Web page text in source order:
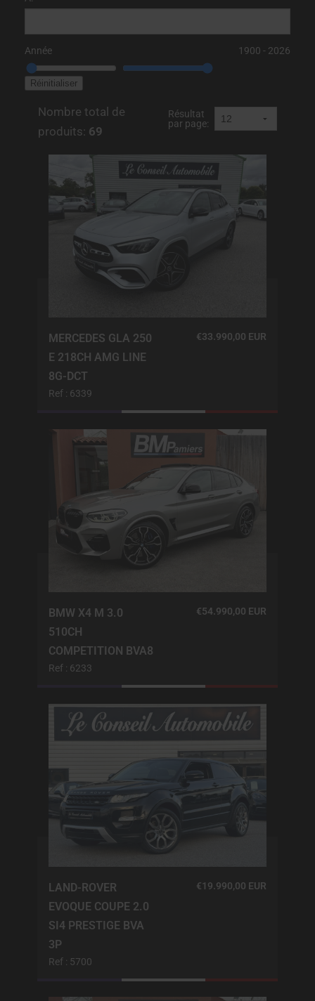
Année 1900 ‐ 2026
Nombre total de
produits: 69
Résultat
par page:
MERCEDES GLA 250
E 218CH AMG LINE
8G-DCT
Ref : 6339
€33.990,00 EUR
BMW X4 M 3.0
510CH
COMPETITION BVA8
Ref : 6233
€54.990,00 EUR
LAND-ROVER
EVOQUE COUPE 2.0
SI4 PRESTIGE BVA
3P
Ref : 5700
€19.990,00 EUR